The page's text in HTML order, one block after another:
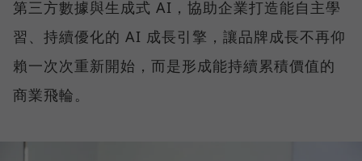
第三方數據與生成式 AI，協助企業打造能自主學
習、持續優化的 AI 成長引擎，讓品牌成長不再仰
賴一次次重新開始，而是形成能持續累積價值的
商業飛輪。